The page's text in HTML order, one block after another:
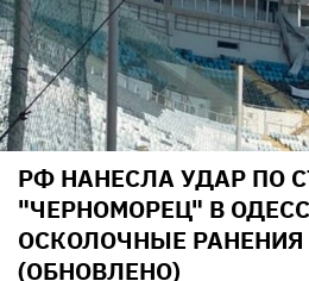
РФ НАНЕСЛА УДАР ПО
"ЧЕРНОМОРЕЦ" В
ОСКОЛОЧНЫЕ
(ОБНОВЛЕНО)